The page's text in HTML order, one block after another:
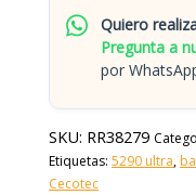
Quiero
Pregunta a
por
SKU: RR38279
Etiquetas:5290 ultra,
Cecotec